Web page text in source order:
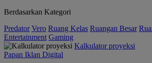
Berdasarkan Kategori
Predator Vero Ruang Kelas Ruangan Besar
Entertainment Gaming
Kalkulator proyeksi
Papan Iklan Digital